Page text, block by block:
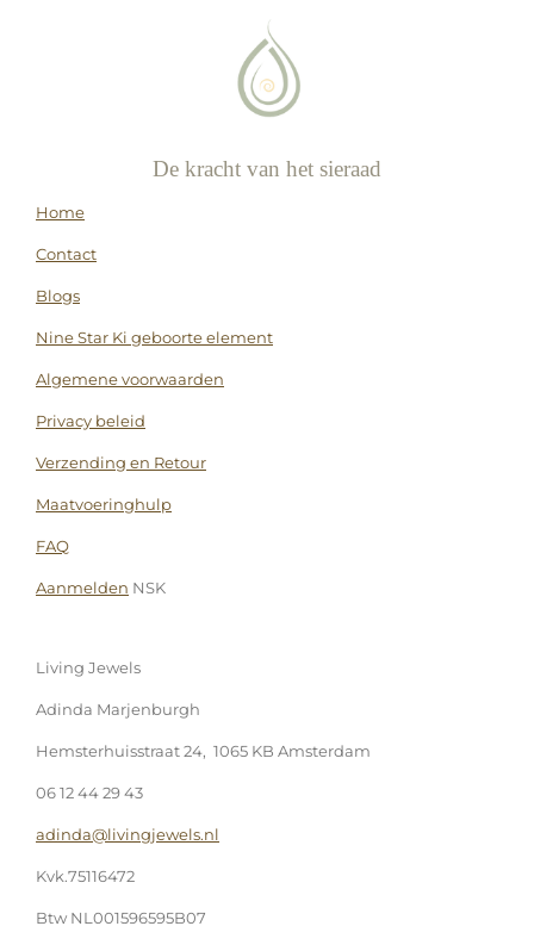
De kracht van het sieraad
Home
Contact
Blogs
Nine Star Ki geboorte element
Algemene voorwaarden
Privacy beleid
Verzending en Retour
Maatvoeringhulp
FAQ
Aanmelden NSK
Living Jewels
Adinda Marjenburgh
Hemsterhuisstraat 24, 1065 KB Amsterdam
06 12 44 29 43
adinda@livingjewels.nl
Kvk.75116472
Btw NL001596595B07